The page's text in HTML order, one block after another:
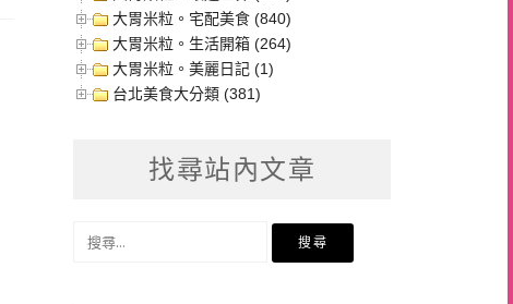
大胃米粒。宅配美食 (840)
大胃米粒。生活開箱 (264)
大胃米粒。美麗日記 (1)
台北美食大分類 (381)
找尋站內文章